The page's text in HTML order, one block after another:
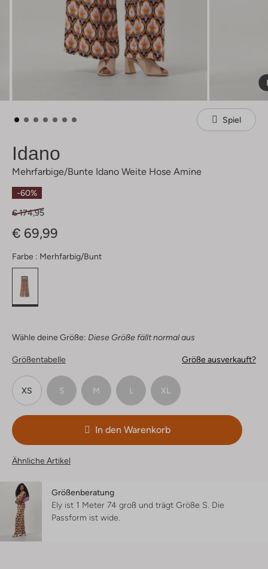
Spiel
Idano
Mehrfarbige/bunte Idano Weite Hose Amine
-60%
€ 174,95
€ 69,99
Farbe : Merhfarbig/bunt
Wähle deine Größe: Diese Größe fällt normal aus
Größentabelle Größe ausverkauft?
XS S M L XL
In den Warenkorb
Ähnliche Artikel
Größenberatung
Ely ist 1 Meter 74 groß und trägt Größe S. Die
Passform ist wide